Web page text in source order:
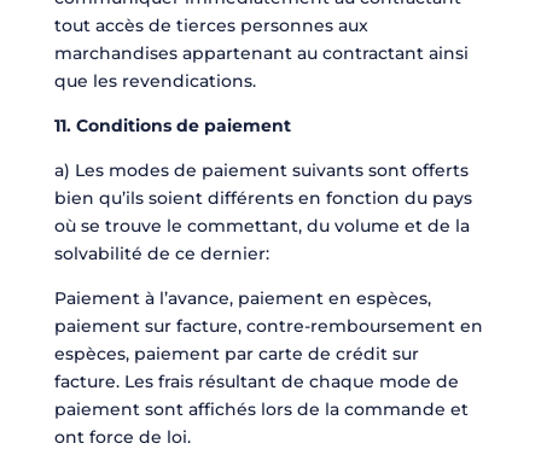
tout accès de tierces personnes aux
marchandises appartenant au contractant ainsi
que les revendications.
11. Conditions de paiement
a) Les modes de paiement suivants sont offerts
bien qu’ils soient différents en fonction du pays
où se trouve le commettant, du volume et de la
solvabilité de ce dernier:
Paiement à l’avance, paiement en espèces,
paiement sur facture, contre-remboursement en
espèces, paiement par carte de crédit sur
facture. Les frais résultant de chaque mode de
paiement sont affichés lors de la commande et
ont force de loi.